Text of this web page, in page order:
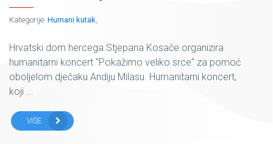
Kategorije: Humani kutak,
Hrvatski dom hercega Stjepana Kosače organizira
humanitarni koncert "Pokažimo veliko srce" za pomoć
oboljelom dječaku Andiju Milasu. Humanitarni koncert,
koji ...
VIŠE